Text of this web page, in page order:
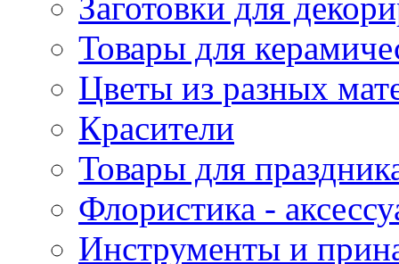
Товары для
Цветы из разных
Красители
Товары для
Флористика -
Инструменты и